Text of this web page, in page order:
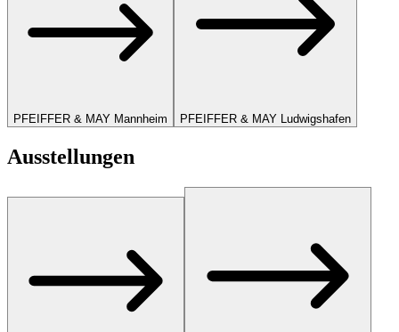
PFEIFFER & MAY Mannheim PFEIFFER & MAY Ludwigshafen
Ausstellungen